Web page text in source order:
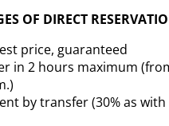
OF DIRECT
price, guaranteed
in 2 hours maximum
by transfer (30% as